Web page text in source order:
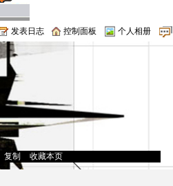
发表日志 控制面板 个人相册
复制 收藏本页